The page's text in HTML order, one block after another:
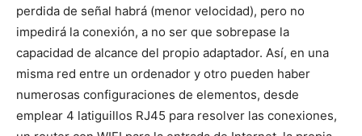
perdida de señal habrá (menor velocidad), pero no
impedirá la conexión, a no ser que sobrepase la
capacidad de alcance del propio adaptador. Así, en una
misma red entre un ordenador y otro pueden haber
numerosas configuraciones de elementos, desde
emplear 4 latiguillos RJ45 para resolver las conexiones,